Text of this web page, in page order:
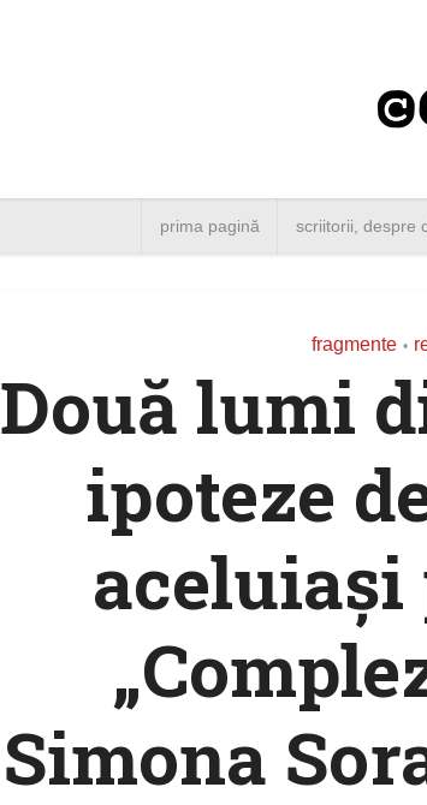
prima pagină scriitorii, despre
fragmente •
Două lumi
ipoteze
aceluiași
Simona